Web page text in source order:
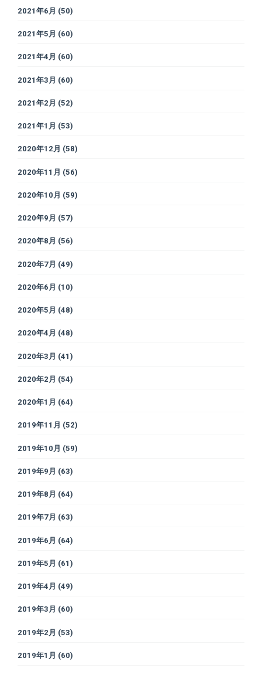
2021年6月 (50)
2021年5月 (60)
2021年4月 (60)
2021年3月 (60)
2021年2月 (52)
2021年1月 (53)
2020年12月 (58)
2020年11月 (56)
2020年10月 (59)
2020年9月 (57)
2020年8月 (56)
2020年7月 (49)
2020年6月 (10)
2020年5月 (48)
2020年4月 (48)
2020年3月 (41)
2020年2月 (54)
2020年1月 (64)
2019年11月 (52)
2019年10月 (59)
2019年9月 (63)
2019年8月 (64)
2019年7月 (63)
2019年6月 (64)
2019年5月 (61)
2019年4月 (49)
2019年3月 (60)
2019年2月 (53)
2019年1月 (60)